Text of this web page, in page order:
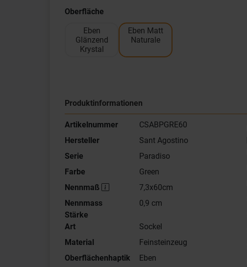
Oberfläche
Eben
Glänzend
Krystal
Eben Matt
Naturale
Produktinformationen
Artikelnummer
CSABPGRE60
Hersteller
Sant Agostino
Serie
Paradiso
Farbe
Green
Nennmaß
7,3x60cm
Nennmass
Stärke
0,9 cm
Art
Sockel
Material
Feinsteinzeug
Oberflächenhaptik
Eben